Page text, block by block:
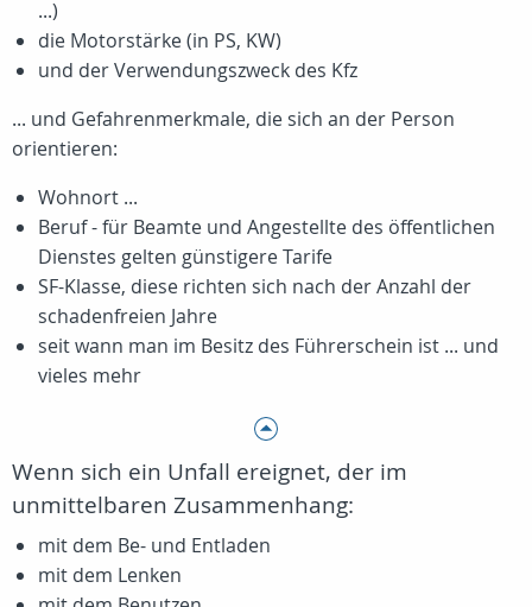
...)
die Motorstärke (in PS, KW)
und der Verwendungszweck des Kfz
... und Gefahrenmerkmale, die sich an der Person
orientieren:
Wohnort ...
Beruf - für Beamte und Angestellte des öffentlichen
Dienstes gelten günstigere Tarife
SF-Klasse, diese richten sich nach der Anzahl der
schadenfreien Jahre
seit wann man im Besitz des Führerschein ist ... und
vieles mehr
Wenn sich ein Unfall ereignet, der im
unmittelbaren Zusammenhang:
mit dem Be- und Entladen
mit dem Lenken